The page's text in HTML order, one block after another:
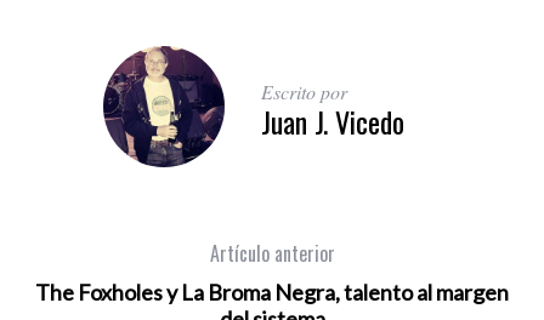
Escrito por
Juan J. Vicedo
Artículo anterior
The Foxholes y La Broma Negra, talento al margen